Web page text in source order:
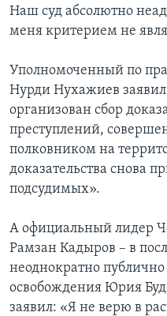
Наш суд абсолютно
меня критерием не
Уполномоченный по
Нурди Нухажиев
организован сбор
преступлений,
полковником на
доказательства снова
подсудимых».
А официальный лидер
Рамзан Кадыров – в
неоднократно
освобождения Юрия
заявил: «Я не верю в